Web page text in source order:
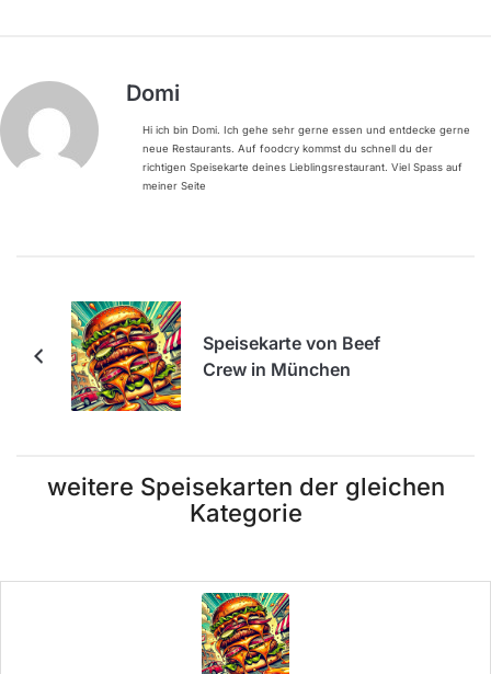
Domi
Hi ich bin Domi. Ich gehe sehr gerne essen und entdecke gerne
neue Restaurants. Auf foodcry kommst du schnell du der
richtigen Speisekarte deines Lieblingsrestaurant. Viel Spass auf
meiner Seite
Speisekarte von Beef
Crew in München
weitere Speisekarten der gleichen
Kategorie